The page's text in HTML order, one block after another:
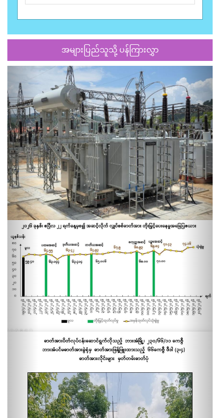
အများပြည်သူသို့ ပန်ကြားလွှာ
Previous